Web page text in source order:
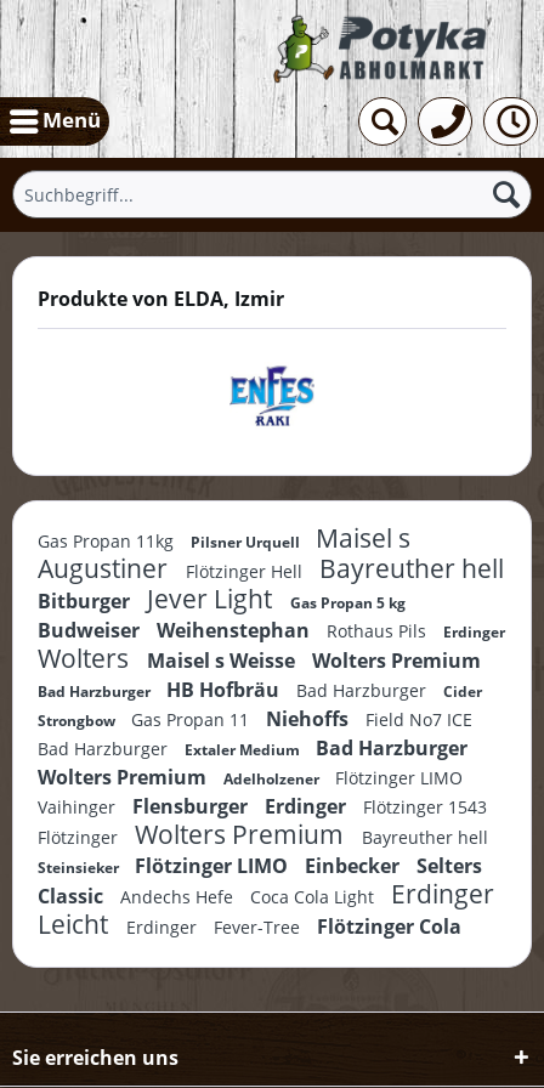
Menü
Produkte von ELDA, Izmir
Gas Propan 11kg Pilsner Urquell
Maisel s
Augustiner
Flötzinger Hell Bayreuther hell
Bitburger Jever Light Gas Propan 5 kg
Budweiser Weihenstephan Rothaus Pils Erdinger
Wolters Maisel s Weisse Wolters Premium
Bad Harzburger HB Hofbräu Bad Harzburger
Cider
Strongbow
Gas Propan 11 Niehoffs
Field No7 ICE
Bad Harzburger
Extaler Medium
Bad Harzburger
Wolters Premium
Adelholzener
Flötzinger LIMO
Vaihinger
Flensburger Erdinger
Flötzinger 1543
Flötzinger
Wolters Premium Bayreuther hell
Steinsieker Flötzinger LIMO Einbecker
Selters
Classic
Andechs Hefe Coca Cola Light
Erdinger
Leicht
Erdinger Fever-Tree Flötzinger Cola
Sie erreichen uns